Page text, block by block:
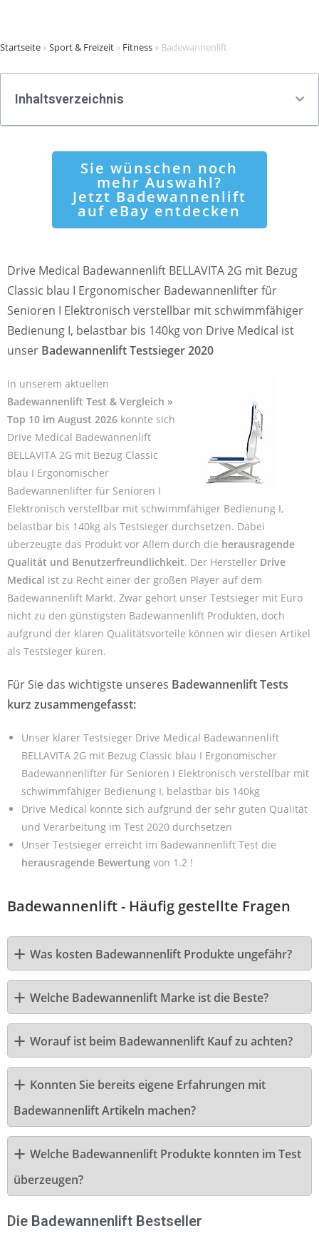
Startseite »Sport & Freizeit » Fitness » Badewannenlift
Inhaltsverzeichnis
Sie wünschen noch
mehr Auswahl?
Jetzt Badewannenlift
auf eBay entdecken
Drive Medical Badewannenlift BELLAVITA 2G mit Bezug
Classic blau I Ergonomischer Badewannenlifter für
Senioren I Elektronisch verstellbar mit schwimmfähiger
Bedienung I, belastbar bis 140kg von Drive Medical ist
unser Badewannenlift Testsieger 2020
In unserem aktuellen
Badewannenlift Test & Vergleich »
Top 10 im August 2026 konnte sich
Drive Medical Badewannenlift
BELLAVITA 2G mit Bezug Classic
blau I Ergonomischer
Badewannenlifter für Senioren I
Elektronisch verstellbar mit schwimmfähiger Bedienung I,
belastbar bis 140kg als Testsieger durchsetzen. Dabei
überzeugte das Produkt vor Allem durch die herausragende
Qualität und Benutzerfreundlichkeit. Der Hersteller Drive
Medical ist zu Recht einer der großen Player auf dem
Badewannenlift Markt. Zwar gehört unser Testsieger mit Euro
nicht zu den günstigsten Badewannenlift Produkten, doch
aufgrund der klaren Qualitätsvorteile können wir diesen Artikel
als Testsieger küren.
Für Sie das wichtigste unseres Badewannenlift Tests
kurz zusammengefasst:
Unser klarer Testsieger Drive Medical Badewannenlift
BELLAVITA 2G mit Bezug Classic blau I Ergonomischer
Badewannenlifter für Senioren I Elektronisch verstellbar mit
schwimmfähiger Bedienung I, belastbar bis 140kg
Drive Medical konnte sich aufgrund der sehr guten Qualität
und Verarbeitung im Test 2020 durchsetzen
Unser Testsieger erreicht im Badewannenlift Test die
herausragende Bewertung von 1.2 !
Badewannenlift - Häufig gestellte Fragen
Was kosten Badewannenlift Produkte ungefähr?
Welche Badewannenlift Marke ist die Beste?
Worauf ist beim Badewannenlift Kauf zu achten?
Konnten Sie bereits eigene Erfahrungen mit
Badewannenlift Artikeln machen?
Welche Badewannenlift Produkte konnten im Test
überzeugen?
Die Badewannenlift Bestseller